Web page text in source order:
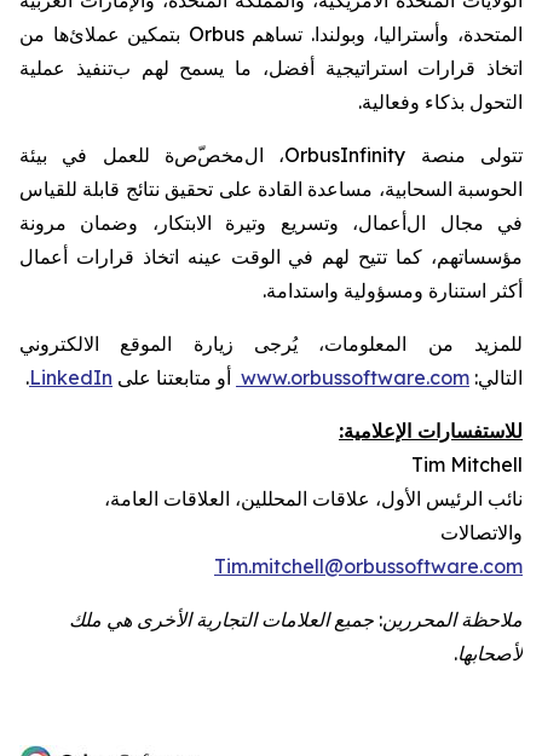
المتحدة، وأستراليا، وبولندا. تساهمOrbus بتمكين عملائها من
اتخاذ قرارات استراتيجية أفضل، ما يسمح لهم بتنفيذ عملية
التحول بذكاء وفعالية.
تتولى منصة OrbusInfinity، المخصصة للعمل في بيئة
الحوسبة السحابية، مساعدة القادة على تحقيق نتائج قابلة للقياس
في مجال الأعمال، وتسريع وتيرة الابتكار، وضمان مرونة
مؤسساتهم، كما تتيح لهم في الوقت عينه اتخاذ قرارات أعمال
أكثر استنارة ومسؤولية واستدامة.
للمزيد من المعلومات، يُرجى زيارة الموقع الالكتروني
التالي: www.orbussoftware.com أو متابعتنا على LinkedIn
.
للاستفسارات الإعلامية:
Tim Mitchell
نائب الرئيس الأول، علاقات المحللين، العلاقات العامة،
والاتصالات
Tim.mitchell@orbussoftware.com
ملاحظة المحررين: جميع العلامات التجارية الأخرى هي ملك
لأصحابها.